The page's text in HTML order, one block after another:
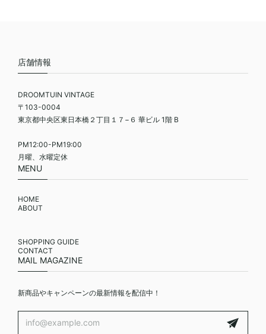
店舗情報
DROOMTUIN VINTAGE
〒103-0004
東京都中央区東日本橋２丁目１７−６ 華ビル 1階 B
PM12:00-PM19:00
月曜、水曜定休
MENU
HOME
ABOUT
SHOPPING GUIDE
CONTACT
MAIL MAGAZINE
新商品やキャンペーンの最新情報を配信中！